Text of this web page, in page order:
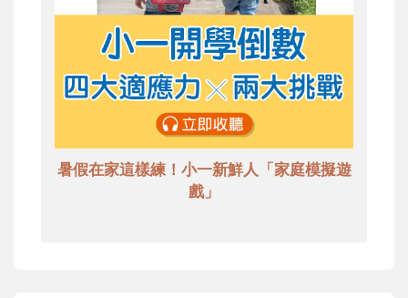
暑假在家這樣練！小一新鮮人「家庭模擬遊
戲」